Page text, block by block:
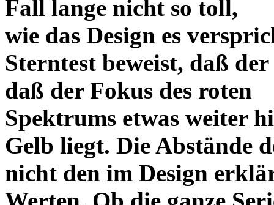
Fall lange nicht so toll,
wie das Design es
Sterntest beweist, daß
daß der Fokus des roten
Spektrums etwas weiter
Gelb liegt. Die Abstände
nicht den im Design